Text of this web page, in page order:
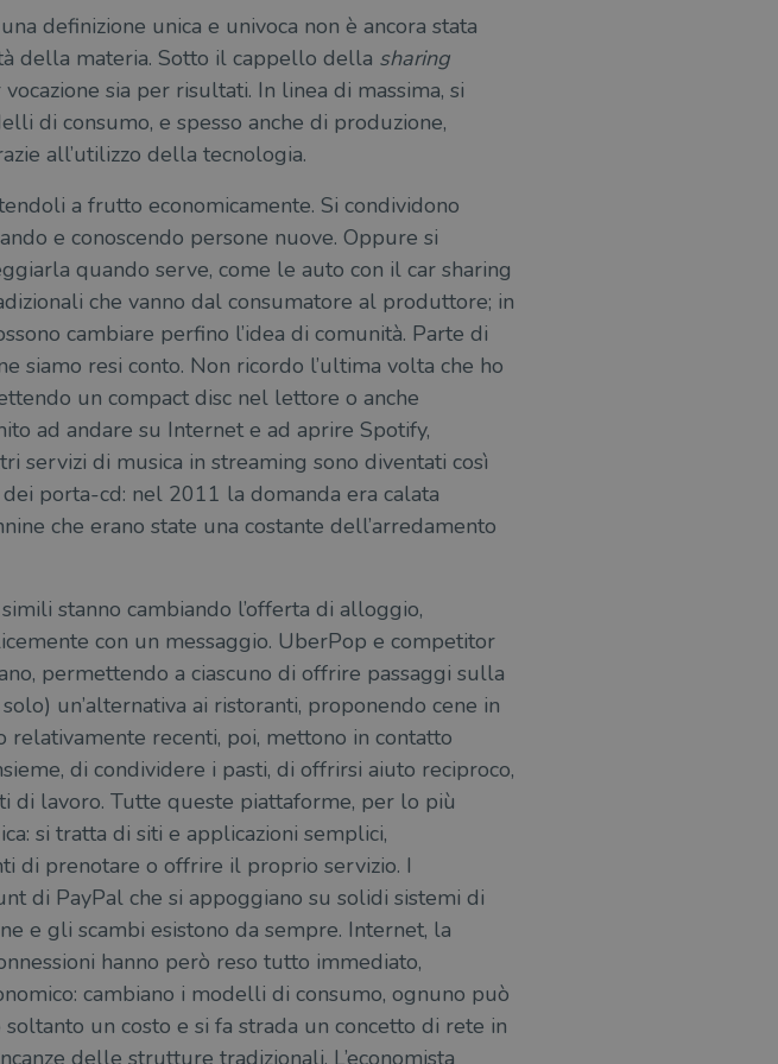
definizione unica e univoca non è ancora stata
della materia. Sotto il cappello della sharing
sia per risultati. In linea di massima, si
di consumo, e spesso anche di produzione,
all’utilizzo della tecnologia.
a frutto economicamente. Si condividono
e conoscendo persone nuove. Oppure si
quando serve, come le auto con il car sharing
che vanno dal consumatore al produttore; in
cambiare perfino l’idea di comunità. Parte di
siamo resi conto. Non ricordo l’ultima volta che ho
un compact disc nel lettore o anche
ad andare su Internet e ad aprire Spotify,
servizi di musica in streaming sono diventati così
porta-cd: nel 2011 la domanda era calata
che erano state una costante dell’arredamento
stanno cambiando l’offerta di alloggio,
con un messaggio. UberPop e competitor
permettendo a ciascuno di offrire passaggi sulla
un’alternativa ai ristoranti, proponendo cene in
recenti, poi, mettono in contatto
di condividere i pasti, di offrirsi aiuto reciproco,
di lavoro. Tutte queste piattaforme, per lo più
si tratta di siti e applicazioni semplici,
di prenotare o offrire il proprio servizio. I
di PayPal che si appoggiano su solidi sistemi di
e gli scambi esistono da sempre. Internet, la
hanno però reso tutto immediato,
cambiano i modelli di consumo, ognuno può
un costo e si fa strada un concetto di rete in
delle strutture tradizionali. L’economista
viene utilizzato per scopi di autenticazione e sicurezza,
che gli utenti rimangano registrati e che i loro dati siano protetti
attraverso il sito web o interagiscono con i suoi servizi.
da Google Analytics per mantenere lo stato della sessione.
a Google Universal Analytics, che rappresenta un
del servizio di analisi più comunemente usato da Google.
per distinguere gli utenti unici assegnando un numero
identificativo del client. È incluso in ogni richiesta di pagina in
i dati di visitatori, sessioni e campagne per i report di analisi
scade dopo 2 anni, sebbene sia personalizzabile dai
sul sito.
fornire una serie di prodotti pubblicitari come offerte in tempo
è comunemente associato con l'analisi e la distribuzione dei
in base alle interazioni degli utenti, ma senza
una categorizzazione generale è stimolante.
è impostato da YouTube per tenere traccia delle
dei video incorporati.
è impostato da Youtube per tenere traccia delle preferenze
del sito web sta utilizzando la nuova o la vecchia versione
è impostato da Youtube per memorizzare lo stato del
cookie dell'utente per il dominio corrente.